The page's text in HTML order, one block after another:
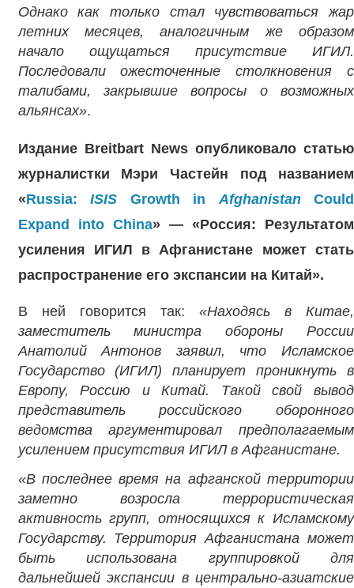
Однако как только стал чувствоваться жар
летних месяцев, аналогичным же образом
начало ощущаться присутствие ИГИЛ.
Последовали ожесточенные столкновения с
талибами, закрывшие вопросы о возможных
альянсах».
Издание Breitbart News опубликовало статью
журналистки Мэри Частейн под названием
«Russia: ISIS Growth in AfghanistanCould
Expand into China» — «Россия: Результатом
усиления ИГИЛ в Афганистане может стать
распространение его экспансии на Китай».
В ней говорится так: «Находясь в Китае,
заместитель министра обороны России
Анатолий Антонов заявил, что Исламское
Государство (ИГИЛ) планирует проникнуть в
Европу, Россию и Китай. Такой свой вывод
представитель российского оборонного
ведомства аргументировал предполагаемым
усилением присутствия ИГИЛ в Афганистане.
«В последнее время на афганской территории
заметно возросла террористическая
активность групп, относящихся к Исламскому
Государству. Территория Афганистана может
быть использована группировкой для
дальнейшей экспансии в центрально-азиатские